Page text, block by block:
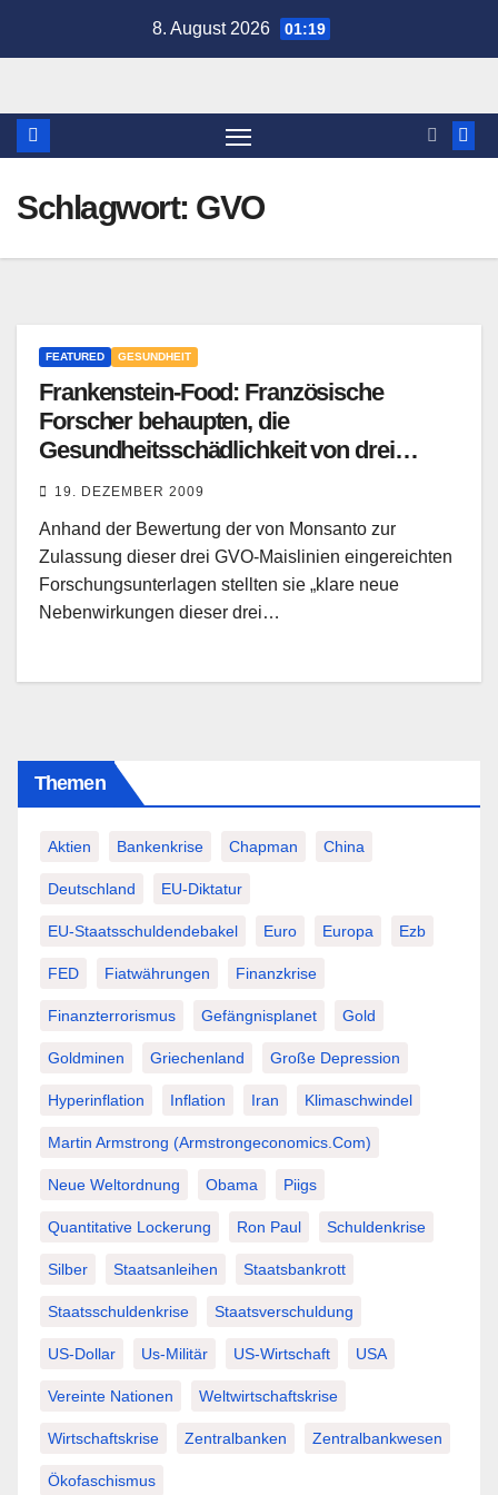
8. August 2026 01:19
Schlagwort: GVO
FEATURED GESUNDHEIT
Frankenstein-Food: Französische
Forscher behaupten, die
Gesundheitsschädlichkeit von drei
Sorten Monsanto-Genmais bewiesen zu
19. DEZEMBER 2009
Anhand der Bewertung der von Monsanto zur
Zulassung dieser drei GVO-Maislinien eingereichten
Forschungsunterlagen stellten sie „klare neue
Nebenwirkungen dieser drei…
Themen
Aktien Bankenkrise Chapman China
Deutschland EU-Diktatur
EU-Staatsschuldendebakel Euro Europa Ezb
FED Fiatwährungen Finanzkrise
Finanzterrorismus Gefängnisplanet Gold
Goldminen Griechenland Große Depression
Hyperinflation Inflation Iran Klimaschwindel
Martin Armstrong (Armstrongeconomics.com)
Neue Weltordnung Obama Piigs
Quantitative Lockerung Ron Paul Schuldenkrise
Silber Staatsanleihen Staatsbankrott
Staatsschuldenkrise Staatsverschuldung
US-Dollar Us-Militär US-Wirtschaft USA
Vereinte Nationen Weltwirtschaftskrise
Wirtschaftskrise Zentralbanken Zentralbankwesen
Ökofaschismus